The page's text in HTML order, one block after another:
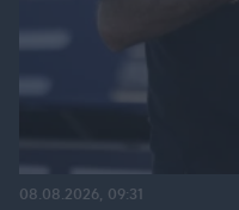
08.08.2026, 09:31